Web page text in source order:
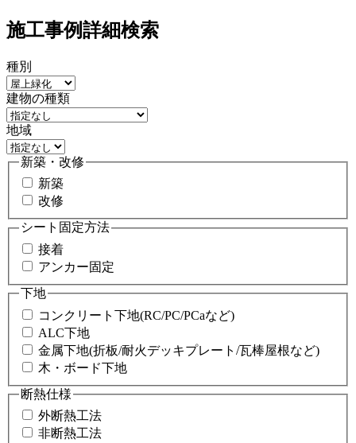
施工事例詳細検索
種別
建物の種類
地域
新築・改修
新築
改修
シート固定方法
接着
アンカー固定
下地
コンクリート下地(RC/PC/PCaなど)
ALC下地
金属下地(折板/耐火デッキプレート/瓦棒屋根など)
木・ボード下地
断熱仕様
外断熱工法
非断熱工法